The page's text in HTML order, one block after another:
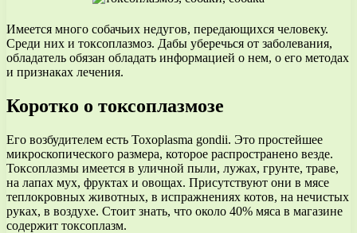
Имеется много собачьих недугов, передающихся человеку.
Среди них и токсоплазмоз. Дабы уберечься от заболевания,
обладатель обязан обладать информацией о нем, о его методах
и признаках лечения.
Коротко о токсоплазмозе
Его возбудителем есть Toxoplasma gondii. Это простейшее
микроскопического размера, которое распространено везде.
Токсоплазмы имеется в уличной пыли, лужах, грунте, траве,
на лапах мух, фруктах и овощах. Присутствуют они в мясе
теплокровных животных, в испражнениях котов, на нечистых
руках, в воздухе. Стоит знать, что около 40% мяса в магазине
содержит токсоплазм.